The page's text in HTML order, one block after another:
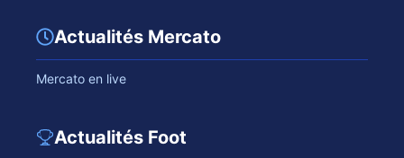
Actualités Mercato
Mercato en live
Actualités Foot